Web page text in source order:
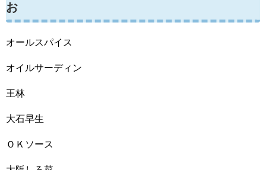
お
オールスパイス
オイルサーディン
王林
大石早生
ＯＫソース